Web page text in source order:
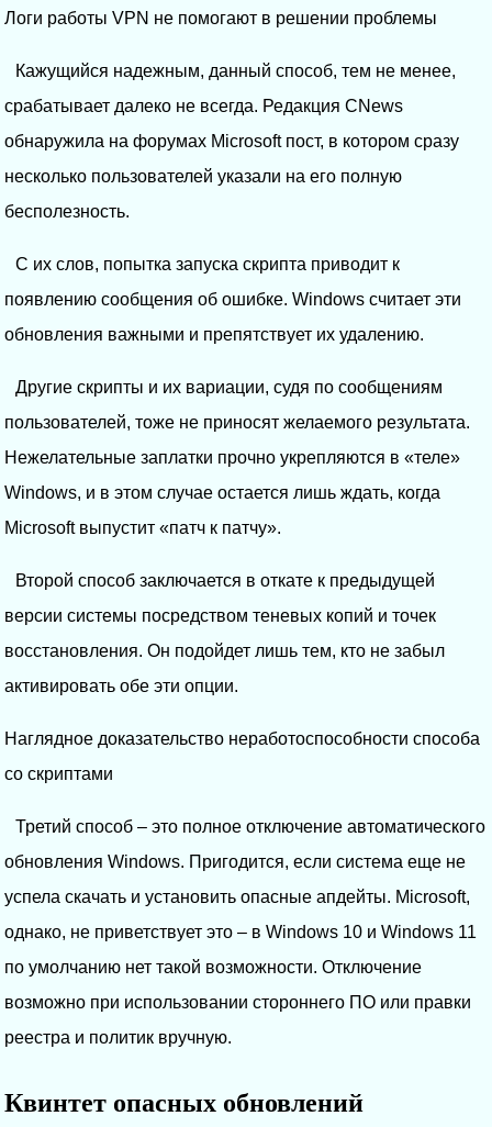
Логи работы VPN не помогают в решении проблемы
Кажущийся надежным, данный способ, тем не менее,
срабатывает далеко не всегда. Редакция CNews
обнаружила на форумах Microsoft пост, в котором сразу
несколько пользователей указали на его полную
бесполезность.
С их слов, попытка запуска скрипта приводит к
появлению сообщения об ошибке. Windows считает эти
обновления важными и препятствует их удалению.
Другие скрипты и их вариации, судя по сообщениям
пользователей, тоже не приносят желаемого результата.
Нежелательные заплатки прочно укрепляются в «теле»
Windows, и в этом случае остается лишь ждать, когда
Microsoft выпустит «патч к патчу».
Второй способ заключается в откате к предыдущей
версии системы посредством теневых копий и точек
восстановления. Он подойдет лишь тем, кто не забыл
активировать обе эти опции.
Наглядное доказательство неработоспособности способа
со скриптами
Третий способ – это полное отключение автоматического
обновления Windows. Пригодится, если система еще не
успела скачать и установить опасные апдейты. Microsoft,
однако, не приветствует это – в Windows 10 и Windows 11
по умолчанию нет такой возможности. Отключение
возможно при использовании стороннего ПО или правки
реестра и политик вручную.
Квинтет опасных обновлений